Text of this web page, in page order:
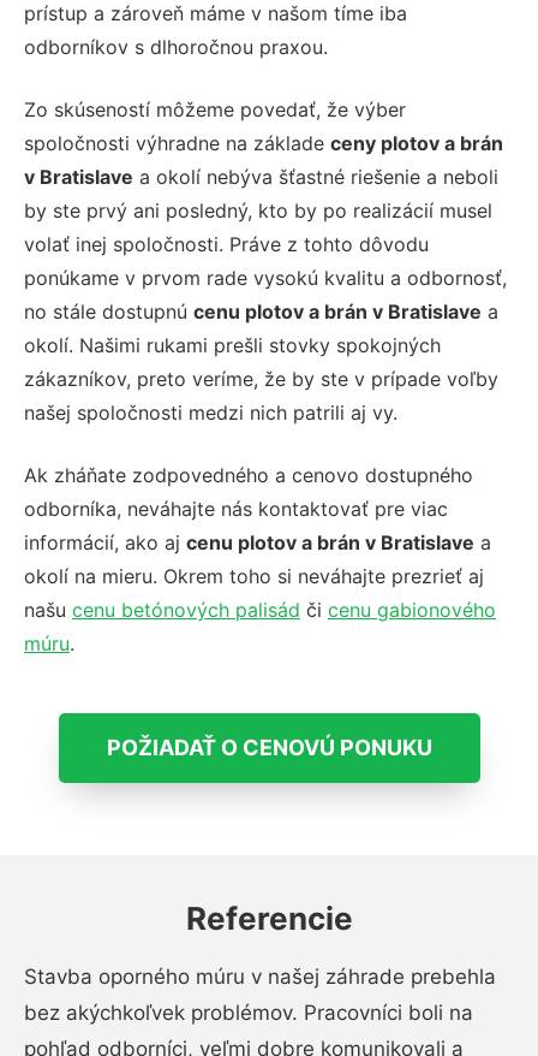
prístup a zároveň máme v našom tíme iba
odborníkov s dlhoročnou praxou.
Zo skúseností môžeme povedať, že výber
spoločnosti výhradne na základe ceny plotov a brán
v Bratislave a okolí nebýva šťastné riešenie a neboli
by ste prvý ani posledný, kto by po realizácií musel
volať inej spoločnosti. Práve z tohto dôvodu
ponúkame v prvom rade vysokú kvalitu a odbornosť,
no stále dostupnú cenu plotov a brán v Bratislave a
okolí. Našimi rukami prešli stovky spokojných
zákazníkov, preto veríme, že by ste v prípade voľby
našej spoločnosti medzi nich patrili aj vy.
Ak zháňate zodpovedného a cenovo dostupného
odborníka, neváhajte nás kontaktovať pre viac
informácií, ako aj cenu plotov a brán v Bratislave a
okolí na mieru. Okrem toho si neváhajte prezrieť aj
našu cenu betónových palisád či cenu gabionového
múru.
POŽIADAŤ O CENOVÚ PONUKU
Referencie
Stavba oporného múru v našej záhrade prebehla
bez akýchkoľvek problémov. Pracovníci boli na
pohľad odborníci, veľmi dobre komunikovali a